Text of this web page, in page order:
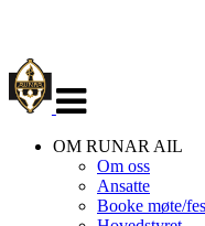
navigasjon
OM RUNAR AIL
Om oss
Ansatte
Booke møte/